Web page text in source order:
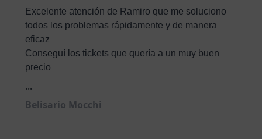
Excelente atención de Ramiro que me soluciono
todos los problemas rápidamente y de manera
eficaz
Conseguí los tickets que quería a un muy buen
precio
...
Belisario Mocchi